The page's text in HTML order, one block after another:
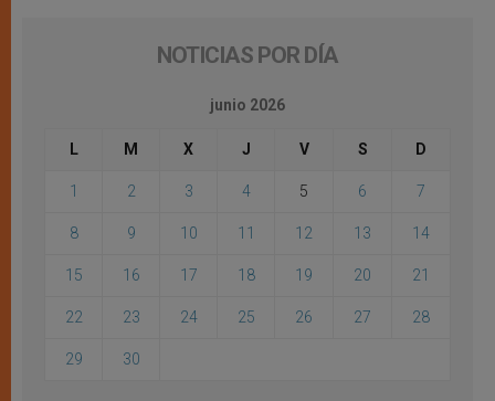
NOTICIAS POR DÍA
junio 2026
L M X J V S D
1 2 3 4 5 6 7
8 9 10 11 12 13 14
15 16 17 18 19 20 21
22 23 24 25 26 27 28
29 30